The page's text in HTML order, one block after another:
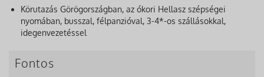
Körutazás Görögországban, az ókori Hellasz szépségei
nyomában, busszal, félpanzióval, 3-4*-os szállásokkal,
idegenvezetéssel
Fontos